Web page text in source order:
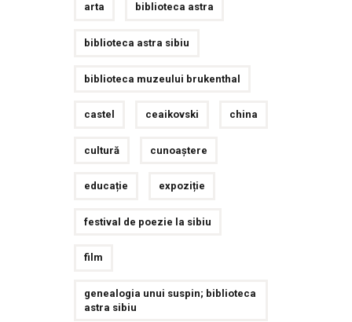
arta biblioteca astra
biblioteca astra sibiu
biblioteca muzeului brukenthal
castel ceaikovski china
cultură cunoaștere
educație expoziție
festival de poezie la sibiu
film
genealogia unui suspin; biblioteca
astra sibiu